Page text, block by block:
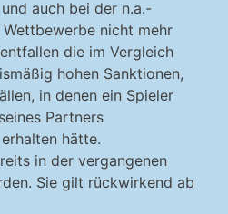
auch bei der n.a.-
nicht mehr
die im Vergleich
hohen Sanktionen,
in denen ein Spieler
Partners
hätte.
in der vergangenen
Sie gilt rückwirkend ab